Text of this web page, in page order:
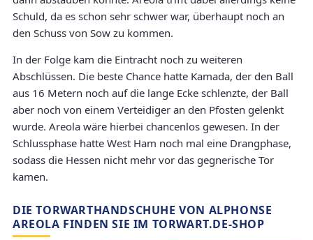
Schuld, da es schon sehr schwer war, überhaupt noch an
den Schuss von Sow zu kommen.
In der Folge kam die Eintracht noch zu weiteren
Abschlüssen. Die beste Chance hatte Kamada, der den Ball
aus 16 Metern noch auf die lange Ecke schlenzte, der Ball
aber noch von einem Verteidiger an den Pfosten gelenkt
wurde. Areola wäre hierbei chancenlos gewesen. In der
Schlussphase hatte West Ham noch mal eine Drangphase,
sodass die Hessen nicht mehr vor das gegnerische Tor
kamen.
DIE TORWARTHANDSCHUHE VON ALPHONSE
AREOLA FINDEN SIE IM TORWART.DE-SHOP